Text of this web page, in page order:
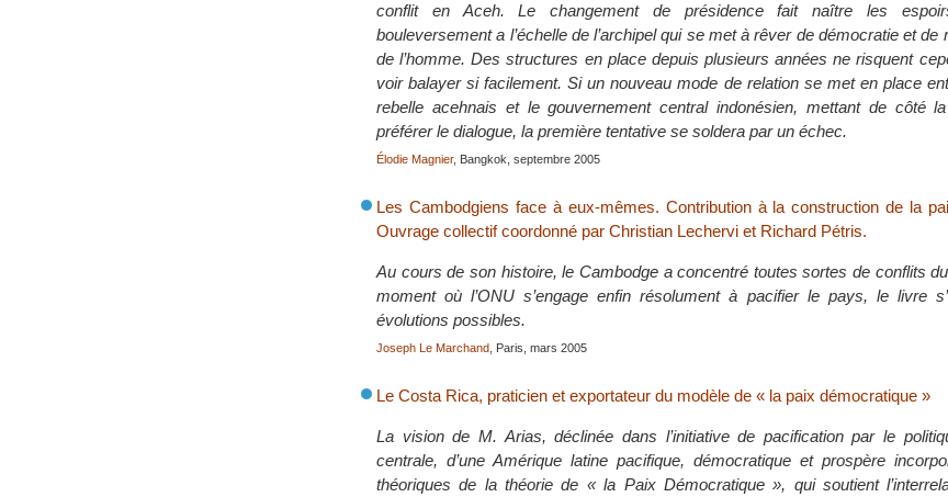
conflit en Aceh. Le changement de présidence fait naître les
bouleversement a l’échelle de l’archipel qui se met à rêver de démocratie et de
de l’homme. Des structures en place depuis plusieurs années ne risquent
voir balayer si facilement. Si un nouveau mode de relation se met en place
rebelle acehnais et le gouvernement central indonésien, mettant de côté
préférer le dialogue, la première tentative se soldera par un échec.
Élodie Magnier, Bangkok, septembre 2005
Les Cambodgiens face à eux-mêmes. Contribution à la construction de la
Ouvrage collectif coordonné par Christian Lechervi et Richard Pétris.
Au cours de son histoire, le Cambodge a concentré toutes sortes de conflits
moment où l’ONU s’engage enfin résolument à pacifier le pays, le livre
évolutions possibles.
Joseph Le Marchand , Paris, mars 2005
Le Costa Rica, praticien et exportateur du modèle de « la paix démocratique »
La vision de M. Arias, déclinée dans l’initiative de pacification par le
centrale, d’une Amérique latine pacifique, démocratique et prospère
théoriques de la théorie de « la Paix Démocratique », qui soutient